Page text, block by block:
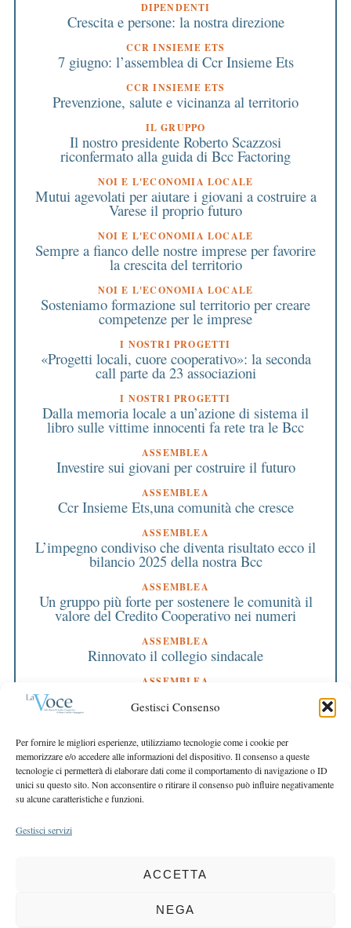
Gestisci Consenso
Per fornire le migliori esperienze, utilizziamo tecnologie come i cookie per
memorizzare e/o accedere alle informazioni del dispositivo. Il consenso a queste
tecnologie ci permetterà di elaborare dati come il comportamento di navigazione o ID
unici su questo sito. Non acconsentire o ritirare il consenso può influire negativamente
su alcune caratteristiche e funzioni.
Gestisci servizi
ACCETTA
NEGA
DIPENDENTI
Crescita e persone: la nostra direzione
CCR INSIEME ETS
7 giugno: l’assemblea di Ccr Insieme Ets
CCR INSIEME ETS
Prevenzione, salute e vicinanza al territorio
IL GRUPPO
Il nostro presidente Roberto Scazzosi
riconfermato alla guida di Bcc Factoring
NOI E L'ECONOMIA LOCALE
Mutui agevolati per aiutare i giovani a costruire a
Varese il proprio futuro
NOI E L'ECONOMIA LOCALE
Sempre a fianco delle nostre imprese per favorire
la crescita del territorio
NOI E L'ECONOMIA LOCALE
Sosteniamo formazione sul territorio per creare
competenze per le imprese
I NOSTRI PROGETTI
«Progetti locali, cuore cooperativo»: la seconda
call parte da 23 associazioni
I NOSTRI PROGETTI
Dalla memoria locale a un’azione di sistema il
libro sulle vittime innocenti fa rete tra le Bcc
ASSEMBLEA
Investire sui giovani per costruire il futuro
ASSEMBLEA
Ccr Insieme Ets,una comunità che cresce
ASSEMBLEA
L’impegno condiviso che diventa risultato ecco il
bilancio 2025 della nostra Bcc
ASSEMBLEA
Un gruppo più forte per sostenere le comunità il
valore del Credito Cooperativo nei numeri
ASSEMBLEA
Rinnovato il collegio sindacale
ASSEMBLEA
Bilancio approvato all’unanimità e 2 milioni
destinati al territorio
EDITORIALE DIRETTORE
Crescere restando riconoscibili
EDITORIALE PRESIDENTE
Costruire futuro insieme
COPYRIGHT 2025 LA VOCE |PRIVACY
BCC DI BUSTO GAROLFO E BUGUGGIATE